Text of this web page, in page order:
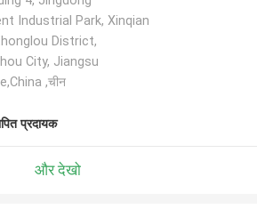
Industrial Park, Xinqian
District,
City, Jiangsu
,चीन
प्रदायक
और देखो